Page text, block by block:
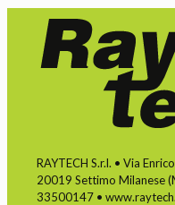
RAYTECH S.r.l. • Via
20019 Settimo Milanese
33500147 •